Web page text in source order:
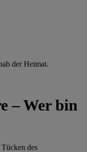
der Heimat.
– Wer bin
des